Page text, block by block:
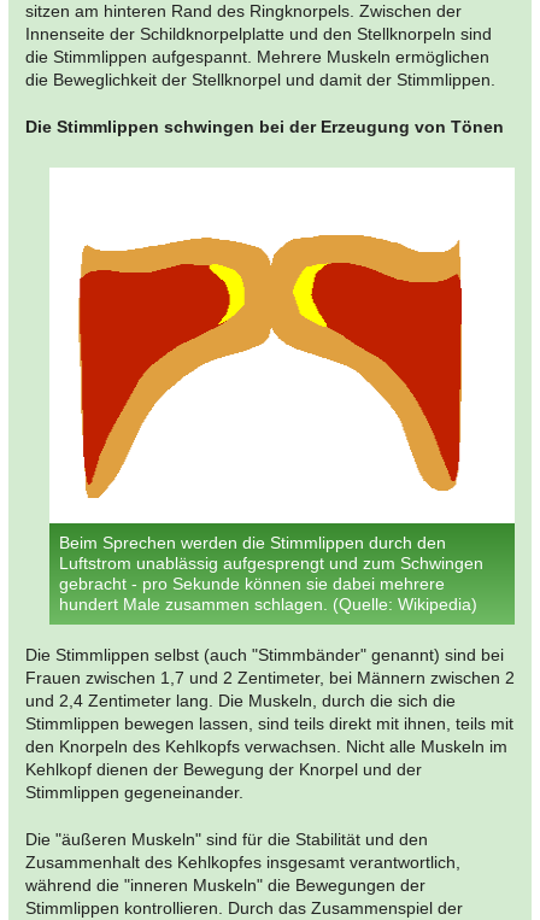
sitzen am hinteren Rand des Ringknorpels. Zwischen der
Innenseite der Schildknorpelplatte und den Stellknorpeln sind
die Stimmlippen aufgespannt. Mehrere Muskeln ermöglichen
die Beweglichkeit der Stellknorpel und damit der Stimmlippen.
Die Stimmlippen schwingen bei der Erzeugung von Tönen
Beim Sprechen werden die Stimmlippen durch den
Luftstrom unablässig aufgesprengt und zum Schwingen
gebracht - pro Sekunde können sie dabei mehrere
hundert Male zusammen schlagen. (Quelle: Wikipedia)
Die Stimmlippen selbst (auch "Stimmbänder" genannt) sind bei
Frauen zwischen 1,7 und 2 Zentimeter, bei Männern zwischen 2
und 2,4 Zentimeter lang. Die Muskeln, durch die sich die
Stimmlippen bewegen lassen, sind teils direkt mit ihnen, teils mit
den Knorpeln des Kehlkopfs verwachsen. Nicht alle Muskeln im
Kehlkopf dienen der Bewegung der Knorpel und der
Stimmlippen gegeneinander.
Die "äußeren Muskeln" sind für die Stabilität und den
Zusammenhalt des Kehlkopfes insgesamt verantwortlich,
während die "inneren Muskeln" die Bewegungen der
Stimmlippen kontrollieren. Durch das Zusammenspiel der